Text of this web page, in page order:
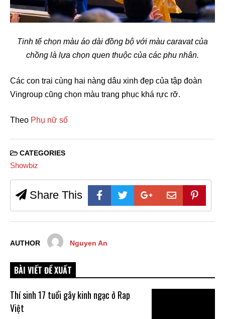
Tinh tế chọn màu áo dài đồng bộ với màu caravat của
chồng là lựa chọn quen thuộc của các phu nhân.
Các con trai cùng hai nàng dâu xinh đẹp của tập đoàn
Vingroup cũng chọn màu trang phục khá rực rỡ.
Theo Phụ nữ số
CATEGORIES
Showbiz
Share This
AUTHOR Nguyen An
BÀI VIẾT ĐỀ XUẤT
Thí sinh 17 tuổi gây kinh ngạc ở Rap
Việt